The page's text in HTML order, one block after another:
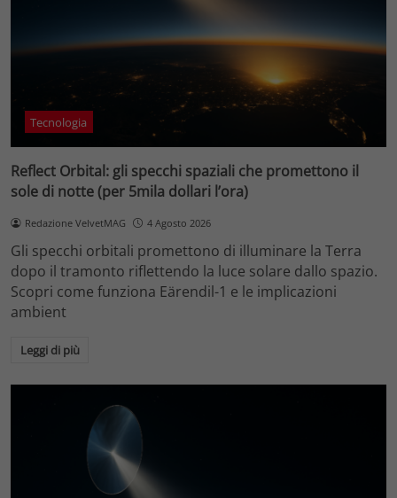
Tecnologia
Reflect Orbital: gli specchi spaziali che promettono il
sole di notte (per 5mila dollari l’ora)
Redazione VelvetMAG 4 Agosto 2026
Gli specchi orbitali promettono di illuminare la Terra
dopo il tramonto riflettendo la luce solare dallo spazio.
Scopri come funziona Eärendil-1 e le implicazioni
ambient
Leggi di più